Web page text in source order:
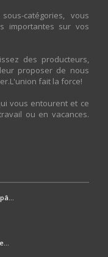
catégories, vous
importantes sur vos
des producteurs,
proposer de nous
fait la force!
vous entourent et ce
ou en vacances.